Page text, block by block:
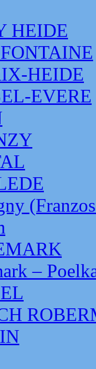
HEIDE
HEIDE
EVERE
–